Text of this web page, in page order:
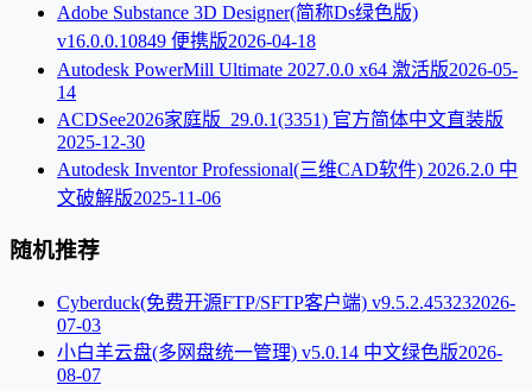
Adobe Substance 3D Designer(简称Ds绿色版)
v16.0.0.10849 便携版2026-04-18
Autodesk PowerMill Ultimate 2027.0.0 x64 激活版2026-05-
14
ACDSee2026家庭版_29.0.1(3351) 官方简体中文直装版
2025-12-30
Autodesk Inventor Professional(三维CAD软件) 2026.2.0 中
文破解版2025-11-06
随机推荐
Cyberduck(免费开源FTP/SFTP客户端) v9.5.2.453232026-
07-03
小白羊云盘(多网盘统一管理) v5.0.14 中文绿色版2026-
08-07